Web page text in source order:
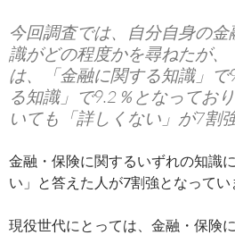
今回調査では、自分自身の
識がどの程度かを尋ねたが
は、「金融に関する知識」
る知識」で9.2％となってお
いても「詳しくない」が7割
金融・保険に関するいずれの知識
い」と答えた人が7割強となってい
現役世代にとっては、金融・保険